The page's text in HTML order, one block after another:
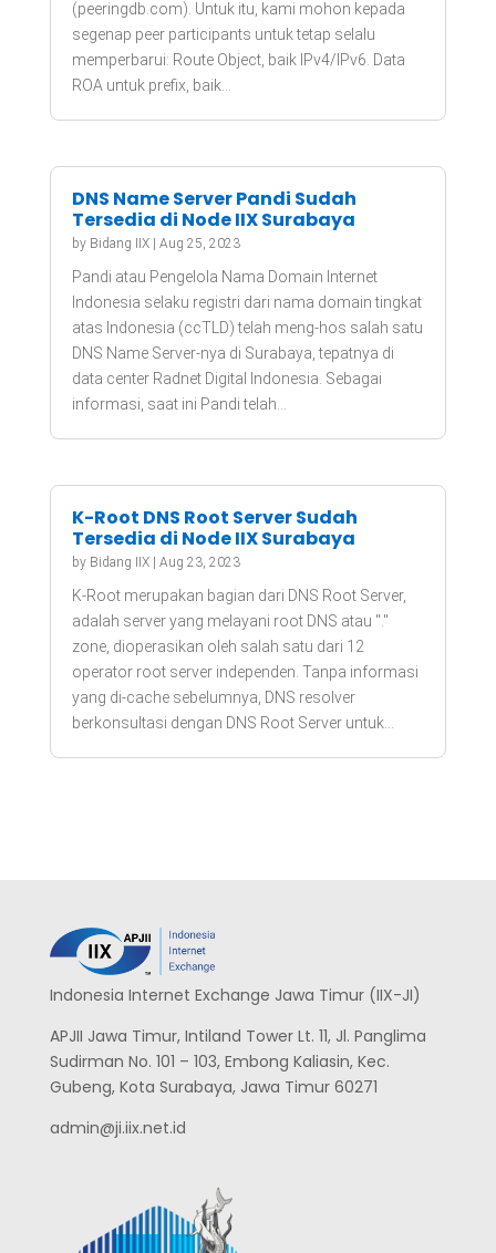
(peeringdb.com). Untuk itu, kami mohon kepada
segenap peer participants untuk tetap selalu
memperbarui: Route Object, baik IPv4/IPv6. Data
ROA untuk prefix, baik...
DNS Name Server Pandi Sudah
Tersedia di Node IIX Surabaya
by Bidang IIX| Aug 25, 2023
Pandi atau Pengelola Nama Domain Internet
Indonesia selaku registri dari nama domain tingkat
atas Indonesia (ccTLD) telah meng-hos salah satu
DNS Name Server-nya di Surabaya, tepatnya di
data center Radnet Digital Indonesia. Sebagai
informasi, saat ini Pandi telah...
K-Root DNS Root Server Sudah
Tersedia di Node IIX Surabaya
by Bidang IIX| Aug 23, 2023
K-Root merupakan bagian dari DNS Root Server,
adalah server yang melayani root DNS atau "."
zone, dioperasikan oleh salah satu dari 12
operator root server independen. Tanpa informasi
yang di-cache sebelumnya, DNS resolver
berkonsultasi dengan DNS Root Server untuk...
Indonesia Internet Exchange Jawa Timur (IIX-JI)
APJII Jawa Timur, Intiland Tower Lt. 11, Jl. Panglima
Sudirman No. 101 – 103, Embong Kaliasin, Kec.
Gubeng, Kota Surabaya, Jawa Timur 60271
admin@ji.iix.net.id